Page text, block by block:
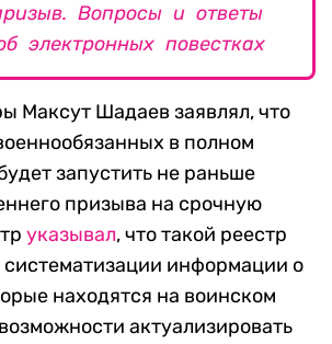
Вопросы и ответы
электронных повестках
Максут Шадаев заявлял, что
в полном
запустить не раньше
призыва на срочную
указывал, что такой реестр
информации о
находятся на воинском
актуализировать